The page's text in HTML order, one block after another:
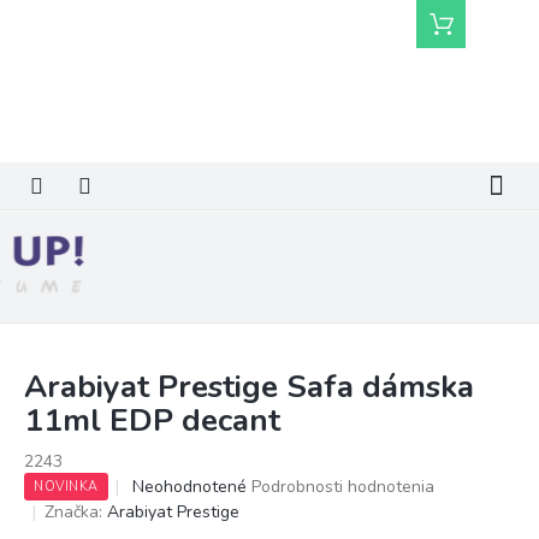
Nákupný
košík
Arabiyat Prestige Safa dámska
11ml EDP decant
2243
NOVINKA
Priemerné
hodnotenie
Neohodnotené Podrobnosti hodnotenia
Značka: Arabiyat Prestige